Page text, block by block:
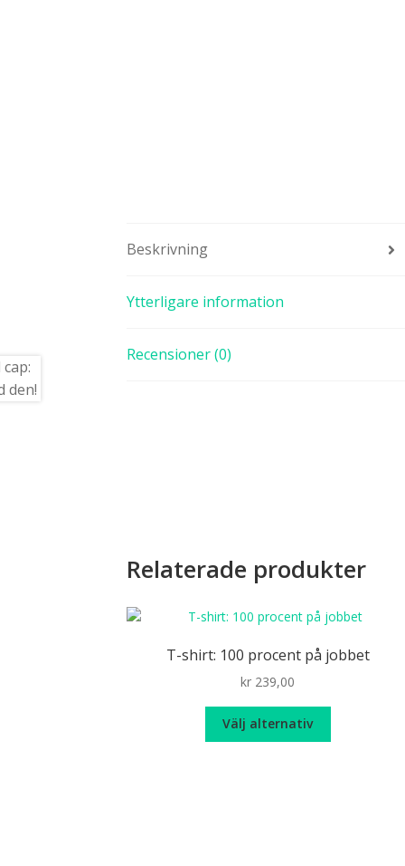
Beskrivning
Ytterligare information
Recensioner (0)
Relaterade produkter
T-shirt: 100 procent på jobbet
kr 239,00
Välj alternativ